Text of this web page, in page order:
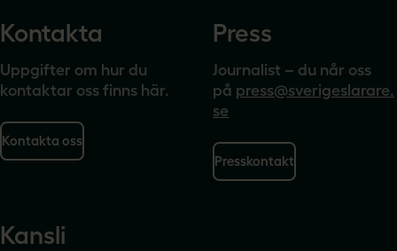
Kontakta
Uppgifter om hur du
kontaktar oss finns här.
Kontakta oss
Press
Journalist – du når oss
på press@sverigeslarare.
se
Presskontakt
Kansli